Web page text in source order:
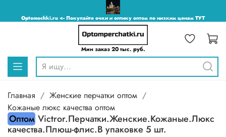
Optomochki.ru <-- Покупайте очки и оптику оптом по низким ценам ТУТ
Мин заказ 20 тыс. руб.
Главная
Женские перчатки оптом
Кожаные люкс качества оптом
Оптом Victror.Перчатки.Женские.Кожаные.Люкс
качества.Плюш-флис.В упаковке 5 шт.